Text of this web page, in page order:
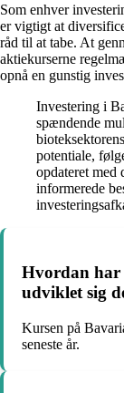
Som enhver
er vigtigt at
råd til at tabe. At
aktiekurserne
opnå en gunstig
Investering i
spændende
potentiale,
opdateret med
informerede
Hvordan har
udviklet sig
Kursen på
seneste år.